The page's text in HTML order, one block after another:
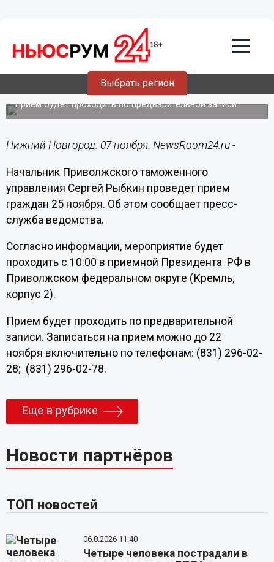
Выбрать регион
Начальник Приволжского таможенного
управления Сергей Рыбкин проведет
прием граждан 25 ноября
Прием будет проходить по предварительной записи.
Нижний Новгород. 07 ноября. NewsRoom24.ru -
Начальник Приволжского таможенного
управления Сергей Рыбкин проведет прием
граждан 25 ноября. Об этом сообщает пресс-
служба ведомства.
Согласно информации, мероприятие будет
проходить с 10:00 в приемной Президента РФ в
Приволжском федеральном округе (Кремль,
корпус 2).
Прием будет проходить по предварительной
записи. Записаться на прием можно до 22
ноября включительно по телефонам: (831) 296-02-
28; (831) 296-02-78.
Еще в рубрике
Новости партнёров
ТОП новостей
06.8.2026 11:40
Четыре человека пострадали в